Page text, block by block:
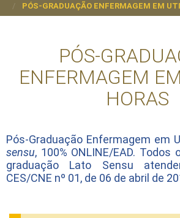
PÓS-GRADUAÇÃO ENFERMAGEM EM
PÓS-
ENFERMAGEM
HORAS
Pós-Graduação Enfermagem em
sensu, 100% ONLINE/EAD.
graduação Lato Sensu
CES/CNE nº 01, de 06 de abril de